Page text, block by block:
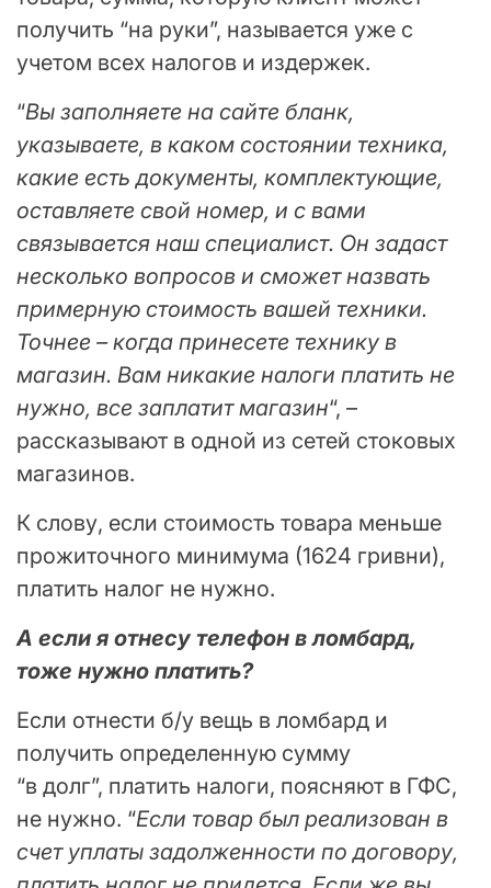
получить “на руки”, называется уже с
учетом всех налогов и издержек.
“Вы заполняете на сайте бланк,
указываете, в каком состоянии техника,
какие есть документы, комплектующие,
оставляете свой номер, и с вами
связывается наш специалист. Он задаст
несколько вопросов и сможет назвать
примерную стоимость вашей техники.
Точнее – когда принесете технику в
магазин. Вам никакие налоги платить не
нужно, все заплатит магазин“, –
рассказывают в одной из сетей стоковых
магазинов.
К слову, если стоимость товара меньше
прожиточного минимума (1624 гривни),
платить налог не нужно.
А если я отнесу телефон в ломбард,
тоже нужно платить?
Если отнести б/у вещь в ломбард и
получить определенную сумму
“в долг”, платить налоги, поясняют в ГФС,
не нужно. “Если товар был реализован в
счет уплаты задолженности по договору,